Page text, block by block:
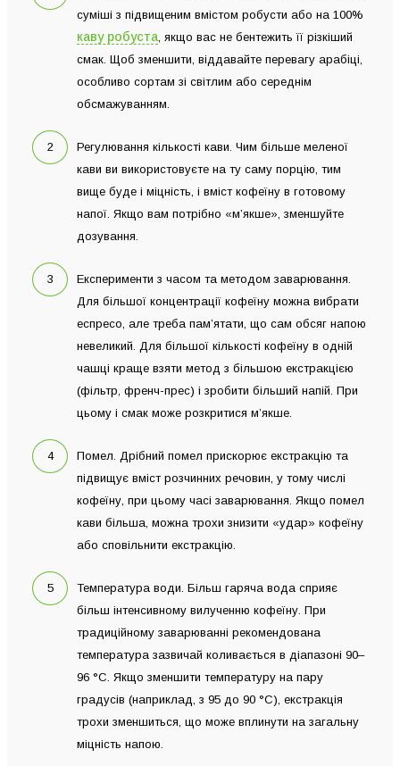
суміші з підвищеним вмістом робусти або на 100%
каву робуста , якщо вас не бентежить її різкіший
смак. Щоб зменшити, віддавайте перевагу арабіці,
особливо сортам зі світлим або середнім
обсмажуванням.
Регулювання кількості кави. Чим більше меленої
кави ви використовуєте на ту саму порцію, тим
вище буде і міцність, і вміст кофеїну в готовому
напої. Якщо вам потрібно «м’якше», зменшуйте
дозування.
Експерименти з часом та методом заварювання.
Для більшої концентрації кофеїну можна вибрати
еспресо, але треба пам’ятати, що сам обсяг напою
невеликий. Для більшої кількості кофеїну в одній
чашці краще взяти метод з більшою екстракцією
(фільтр, френч-прес) і зробити більший напій. При
цьому і смак може розкритися м’якше.
Помел. Дрібний помел прискорює екстракцію та
підвищує вміст розчинних речовин, у тому числі
кофеїну, при цьому часі заварювання. Якщо помел
кави більша, можна трохи знизити «удар» кофеїну
або сповільнити екстракцію.
Температура води. Більш гаряча вода сприяє
більш інтенсивному вилученню кофеїну. При
традиційному заварюванні рекомендована
температура зазвичай коливається в діапазоні 90–
96 °C. Якщо зменшити температуру на пару
градусів (наприклад, з 95 до 90 °C), екстракція
трохи зменшиться, що може вплинути на загальну
міцність напою.